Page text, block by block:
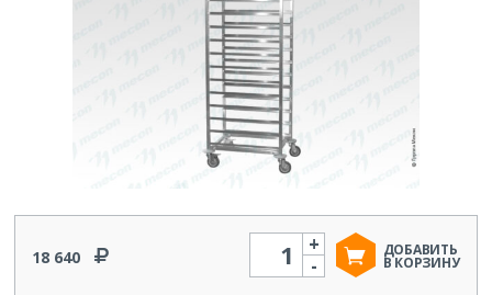
18 640
Количество
-
+ ДОБАВИТЬ
В КОРЗИНУ